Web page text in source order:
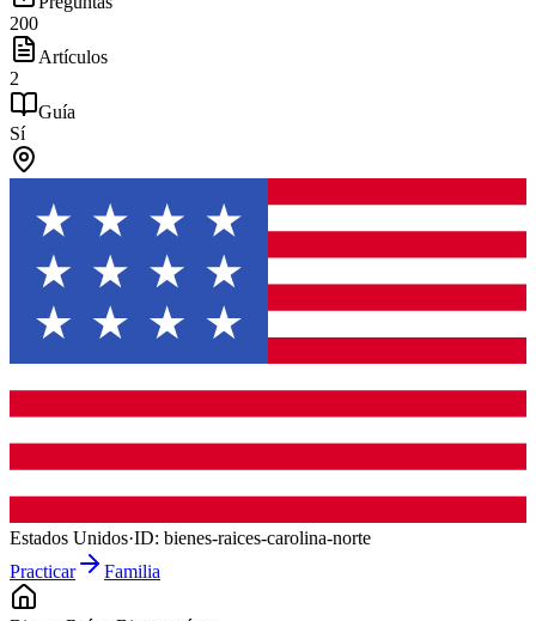
200
Artículos
2
Guía
Sí
Estados Unidos·ID: bienes-raices-carolina-norte
Practicar
Familia